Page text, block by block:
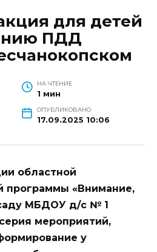
для детей
ПДД
НА ЧТЕНИЕ
1 мин
ОПУБЛИКОВАНО
17.09.2025 10:06
областной
программы «Внимание,
МБДОУ д/с № 1
мероприятий,
у